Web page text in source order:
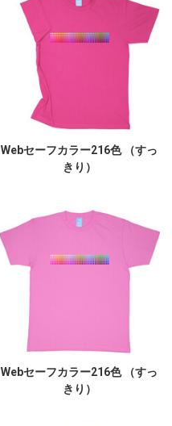
Webセーフカラー216色 （すっ
きり）
Webセーフカラー216色 （すっ
きり）